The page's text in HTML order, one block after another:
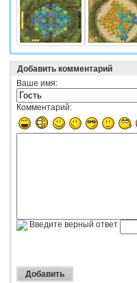
Добавить комментарий
Ваше имя:
Комментарий:
Введите верный ответ